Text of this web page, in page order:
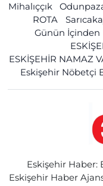
Mihalıççık
ROTA
Günün İçinden
ESKİŞEHİR NAMAZ
Eskişehir Nöbetçi
Eskişehir Haber:
Eskişehir Haber